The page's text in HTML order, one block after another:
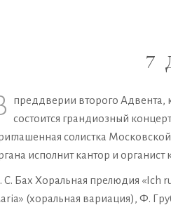
7
преддверии второго Адвента,
состоится грандиозный
солистка
исполнит кантор и
С. Бах Хоральная прелюдия «Ich
(хоральная вариация), Ф.